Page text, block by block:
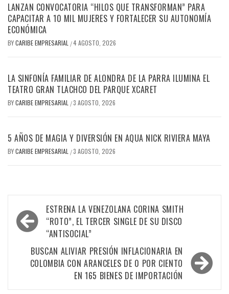
LANZAN CONVOCATORIA “HILOS QUE TRANSFORMAN” PARA
CAPACITAR A 10 MIL MUJERES Y FORTALECER SU AUTONOMÍA
ECONÓMICA
BYCARIBE EMPRESARIAL /4 AGOSTO, 2026
LA SINFONÍA FAMILIAR DE ALONDRA DE LA PARRA ILUMINA EL
TEATRO GRAN TLACHCO DEL PARQUE XCARET
BYCARIBE EMPRESARIAL /3 AGOSTO, 2026
5 AÑOS DE MAGIA Y DIVERSIÓN EN AQUA NICK RIVIERA MAYA
BYCARIBE EMPRESARIAL /3 AGOSTO, 2026
Navegación
de
entradas
ESTRENA LA VENEZOLANA CORINA SMITH
“ROTO”, EL TERCER SINGLE DE SU DISCO
“ANTISOCIAL”
BUSCAN ALIVIAR PRESIÓN INFLACIONARIA EN
COLOMBIA CON ARANCELES DE 0 POR CIENTO
EN 165 BIENES DE IMPORTACIÓN